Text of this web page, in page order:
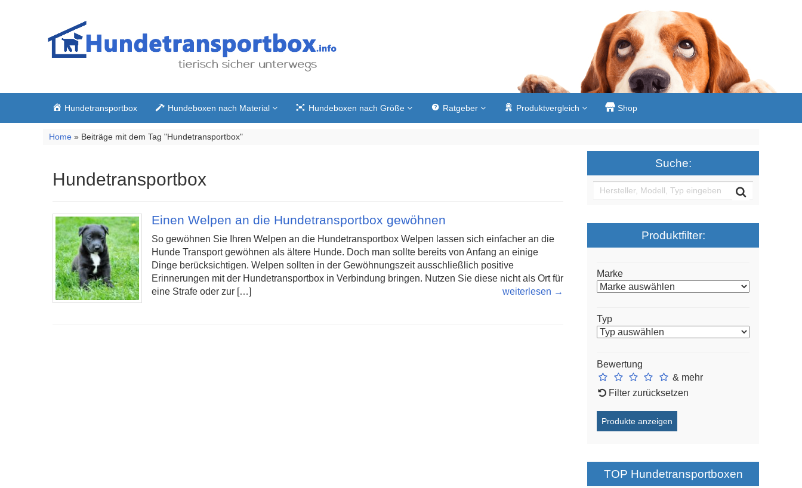
Hundetransportbox Hundeboxen nach Material Hundeboxen nach Größe Ratgeber Produktvergleich Shop
Home » Beiträge mit dem Tag "Hundetransportbox"
Hundetransportbox
Einen Welpen an die Hundetransportbox gewöhnen
So gewöhnen Sie Ihren Welpen an die Hundetransportbox Welpen lassen sich einfacher an die
Hunde Transport gewöhnen als ältere Hunde. Doch man sollte bereits von Anfang an einige
Dinge berücksichtigen. Welpen sollten in der Gewöhnungszeit ausschließlich positive
Erinnerungen mit der Hundetransportbox in Verbindung bringen. Nutzen Sie diese nicht als Ort für
eine Strafe oder zur […]
weiterlesen →
Suche:
Produktfilter:
Marke
Typ
Bewertung
& mehr
Filter zurücksetzen
TOP Hundetransportboxen